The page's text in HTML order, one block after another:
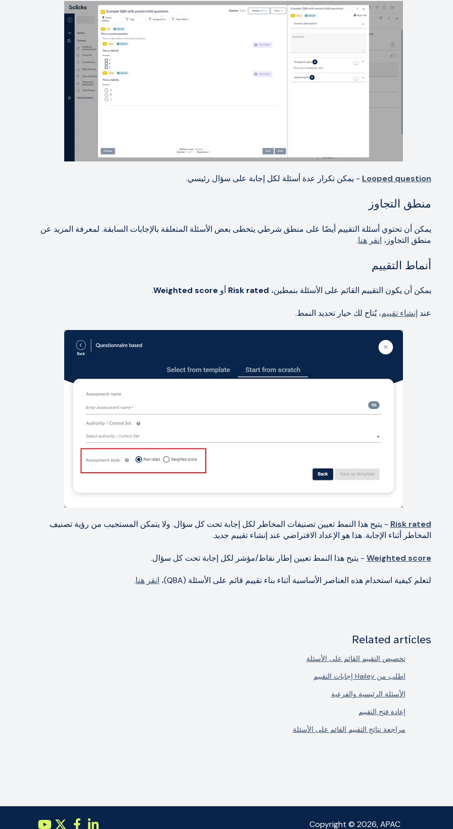
Looped question - يمكن تكرار عدة أسئلة لكل إجابة على سؤال رئيسي.
منطق التجاوز
يمكن أن تحتوي أسئلة التقييم أيضًا على منطق شرطي يتخطى بعض الأسئلة المتعلقة بالإجابات السابقة. لمعرفة المزيد عن
منطق التجاوز، انقر هنا.
أنماط التقييم
يمكن أن يكون التقييم القائم على الأسئلة بنمطين، Risk rated أوWeighted score
.
عند إنشاء تقييم، يُتاح لك خيار تحديد النمط.
Risk rated - يتيح هذا النمط تعيين تصنيفات المخاطر لكل إجابة تحت كل سؤال. ولا يتمكن المستجيب من رؤية تصنيف
المخاطر أثناء الإجابة. هذا هو الإعداد الافتراضي عند إنشاء تقييم جديد.
Weighted score - يتيح هذا النمط تعيين إطار نقاط/مؤشر لكل إجابة تحت كل سؤال.
لتعلم كيفية استخدام هذه العناصر الأساسية أثناء بناء تقييم قائم على الأسئلة (QBA)، انقر هنا.
Related articles
تخصيص التقييم القائم على الأسئلة
اطلب من Hailey إجابات التقييم
الأسئلة الرئيسية والفرعية
إعادة فتح التقييم
مراجعة نتائج التقييم القائم على الأسئلة
Copyright © 2026, APAC